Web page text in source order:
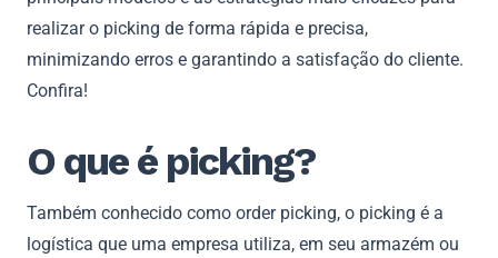
realizar o picking de forma rápida e precisa,
minimizando erros e garantindo a satisfação do cliente.
Confira!
O que é picking?
Também conhecido como order picking, o picking é a
logística que uma empresa utiliza, em seu armazém ou